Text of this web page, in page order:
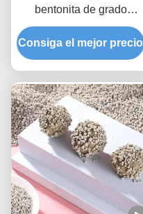
bentonita de grado
profesional con
aglomeración rápida y
manejo de olores
Consiga el mejor precio